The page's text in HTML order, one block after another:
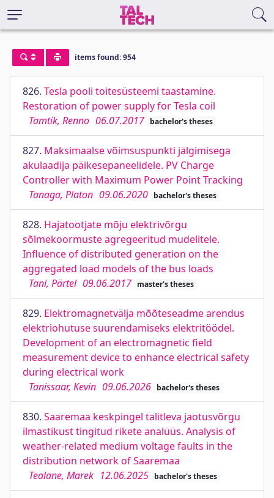
items found: 954
826. Tesla pooli toitesüsteemi taastamine.
Restoration of power supply for Tesla coil
Tamtik, Renno 06.07.2017 bachelor's theses
827. Maksimaalse võimsuspunkti jälgimisega
akulaadija päikesepaneelidele. PV Charge
Controller with Maximum Power Point Tracking
Tanaga, Platon 09.06.2020 bachelor's theses
828. Hajatootjate mõju elektrivõrgu
sõlmekoormuste agregeeritud mudelitele.
Influence of distributed generation on the
aggregated load models of the bus loads
Tani, Pärtel 09.06.2017 master's theses
829. Elektromagnetvälja mõõteseadme arendus
elektriohutuse suurendamiseks elektritöödel.
Development of an electromagnetic field
measurement device to enhance electrical safety
during electrical work
Tanissaar, Kevin 09.06.2026 bachelor's theses
830. Saaremaa keskpingel talitleva jaotusvõrgu
ilmastikust tingitud rikete analüüs. Analysis of
weather-related medium voltage faults in the
distribution network of Saaremaa
Tealane, Marek 12.06.2025 bachelor's theses